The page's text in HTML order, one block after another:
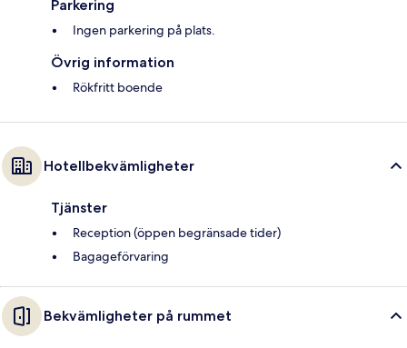
Parkering
Ingen parkering på plats.
Övrig information
Rökfritt boende
Hotellbekvämligheter
Tjänster
Reception (öppen begränsade tider)
Bagageförvaring
Bekvämligheter på rummet